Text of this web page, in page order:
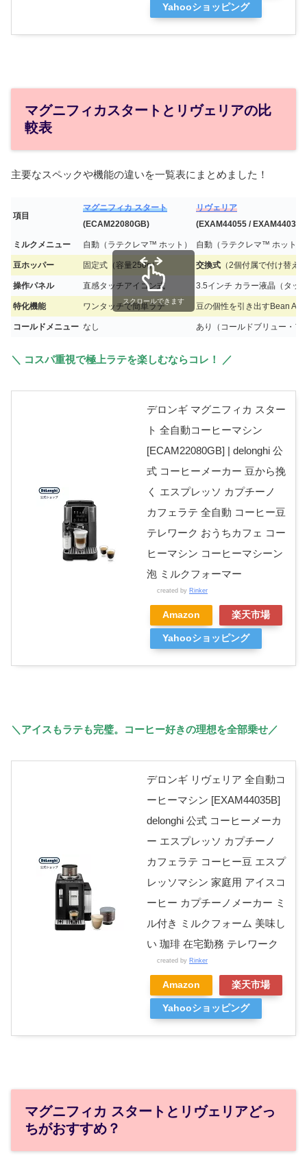
Yahooショッピング
マグニフィカスタートとリヴェリアの比
較表
主要なスペックや機能の違いを一覧表にまとめました！
項目
マグニフィカ スタート
(ECAM22080GB)
リヴェリア
(EXAM44055 /
ミルクメニュー 自動（ラテクレマ™ ホット） 自動（ラテクレマ™ ホット＆
豆ホッパー 固定式（容量250g） 交換式 （2個付属で付け替え
操作パネル 直感タッチアイコン式 3.5インチ カラー液晶（タッ
特化機能 ワンタッチで簡単ラテ 豆の個性を引き出すBean
コールドメニュー なし あり（コールドブリュー・ア
スクロールできます
＼ コスパ重視で極上ラテを楽しむならコレ！ ／
デロンギ マグニフィカ スター
ト 全自動コーヒーマシン
[ECAM22080GB] | delonghi 公
式 コーヒーメーカー 豆から挽
く エスプレッソ カプチーノ
カフェラテ 全自動 コーヒー豆
テレワーク おうちカフェ コー
ヒーマシン コーヒーマシーン
泡 ミルクフォーマー
created by Rinker
Amazon 楽天市場
Yahooショッピング
＼アイスもラテも完璧。コーヒー好きの理想を全部乗せ／
デロンギ リヴェリア 全自動コ
ーヒーマシン [EXAM44035B]
delonghi 公式 コーヒーメーカ
ー エスプレッソ カプチーノ
カフェラテ コーヒー豆 エスプ
レッソマシン 家庭用 アイスコ
ーヒー カプチーノメーカー ミ
ル付き ミルクフォーム 美味し
い 珈琲 在宅勤務 テレワーク
created by Rinker
Amazon 楽天市場
Yahooショッピング
マグニフィカ スタートとリヴェリアどっ
ちがおすすめ？